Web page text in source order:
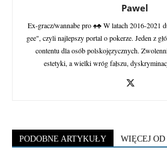
Pawel
Ex-gracz/wannabe pro ♠♣ W latach 2016-2021
gee", czyli najlepszy portal o pokerze. Jeden z
contentu dla osób polskojęzycznych.
estetyki, a wielki wróg fałszu,
PODOBNE ARTYKUŁY WIĘCEJ